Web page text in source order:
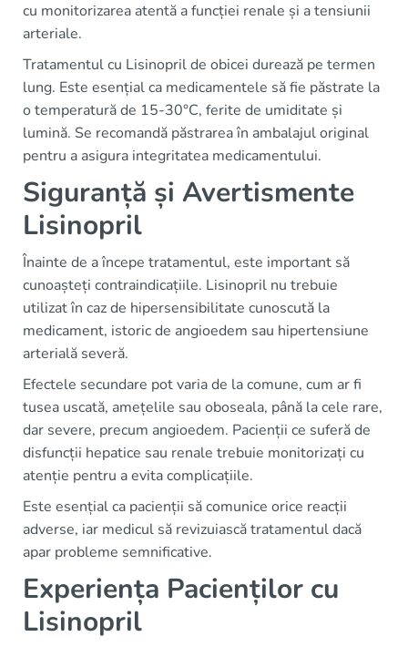
cu monitorizarea atentă a funcției renale și a tensiunii
arteriale.
Tratamentul cu Lisinopril de obicei durează pe termen
lung. Este esențial ca medicamentele să fie păstrate la
o temperatură de 15-30°C, ferite de umiditate și
lumină. Se recomandă păstrarea în ambalajul original
pentru a asigura integritatea medicamentului.
Siguranță și Avertismente
Lisinopril
Înainte de a începe tratamentul, este important să
cunoașteți contraindicațiile. Lisinopril nu trebuie
utilizat în caz de hipersensibilitate cunoscută la
medicament, istoric de angioedem sau hipertensiune
arterială severă.
Efectele secundare pot varia de la comune, cum ar fi
tusea uscată, amețelile sau oboseala, până la cele rare,
dar severe, precum angioedem. Pacienții ce suferă de
disfuncții hepatice sau renale trebuie monitorizați cu
atenție pentru a evita complicațiile.
Este esențial ca pacienții să comunice orice reacții
adverse, iar medicul să revizuiască tratamentul dacă
apar probleme semnificative.
Experiența Pacienților cu
Lisinopril